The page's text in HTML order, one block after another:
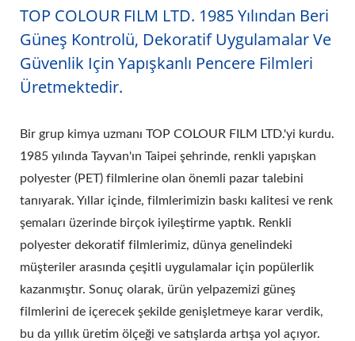
TOP COLOUR FILM LTD. 1985 Yılından Beri
Güneş Kontrolü, Dekoratif Uygulamalar Ve
Güvenlik Için Yapışkanlı Pencere Filmleri
Üretmektedir.
Bir grup kimya uzmanı TOP COLOUR FILM LTD.'yi kurdu.
1985 yılında Tayvan'ın Taipei şehrinde, renkli yapışkan
polyester (PET) filmlerine olan önemli pazar talebini
tanıyarak. Yıllar içinde, filmlerimizin baskı kalitesi ve renk
şemaları üzerinde birçok iyileştirme yaptık. Renkli
polyester dekoratif filmlerimiz, dünya genelindeki
müşteriler arasında çeşitli uygulamalar için popülerlik
kazanmıştır. Sonuç olarak, ürün yelpazemizi güneş
filmlerini de içerecek şekilde genişletmeye karar verdik,
bu da yıllık üretim ölçeği ve satışlarda artışa yol açıyor.